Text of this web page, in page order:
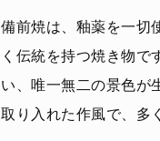
備前焼は、釉薬を一切
く伝統を持つ焼き物で
い、唯一無二の景色が
取り入れた作風で、多